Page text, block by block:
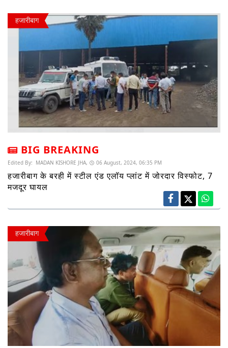
हजारीबाग
BIG BREAKING
Edited By: MADAN KISHORE JHA, 06 August, 2024, 06:35 PM
हजारीबाग के बरही में स्टील एंड एलॉय प्लांट में जोरदार विस्फोट, 7
मजदूर घायल
हजारीबाग